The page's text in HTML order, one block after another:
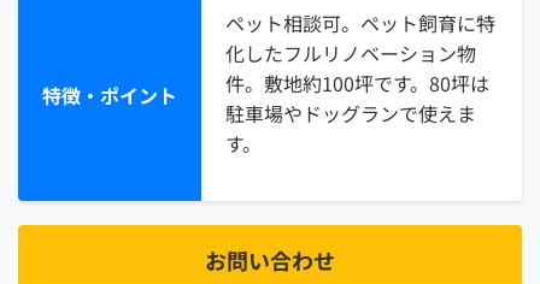
特徴・ポイント
ペット相談可。ペット飼育に特
化したフルリノベーション物
件。敷地約100坪です。80坪は
駐車場やドッグランで使えま
す。
お問い合わせ